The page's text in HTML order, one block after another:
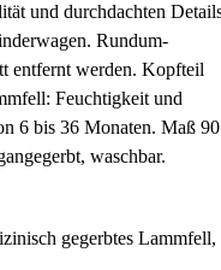
und durchdachten
Rundum-
entfernt werden. Kopfteil
Feuchtigkeit und
6 bis 36 Monaten. Maß 90
waschbar.
gegerbtes Lammfell,